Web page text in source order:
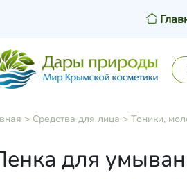
> Средства для лица > Тоники,
для